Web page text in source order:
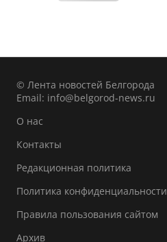
© Лента новостей Белгорода
Email: info@belgorod-news.ru
О нас
Контакты
Редакционная политика
Политика конфиденциальности
Правила пользования сайтом
Архив